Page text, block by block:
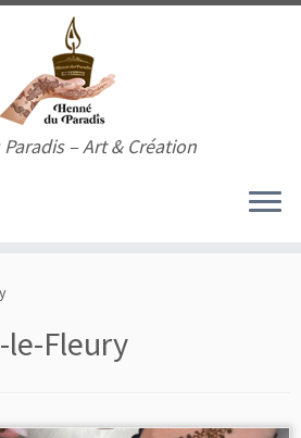
– Art & Création
le-Fleury